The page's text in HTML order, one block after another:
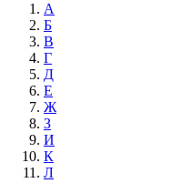
А
Б
В
Г
Д
Е
Ж
З
И
К
Л